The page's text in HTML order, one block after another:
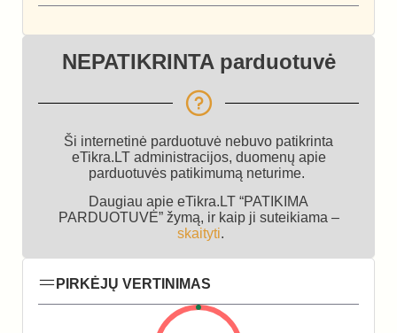
NEPATIKRINTA parduotuvė
Ši internetinė parduotuvė nebuvo patikrinta
eTikra.LT administracijos, duomenų apie
parduotuvės patikimumą neturime.
Daugiau apie eTikra.LT “PATIKIMA
PARDUOTUVĖ” žymą, ir kaip ji suteikiama –
skaityti.
PIRKĖJŲ VERTINIMAS